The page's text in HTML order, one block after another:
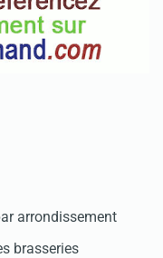
arrondissement
brasseries